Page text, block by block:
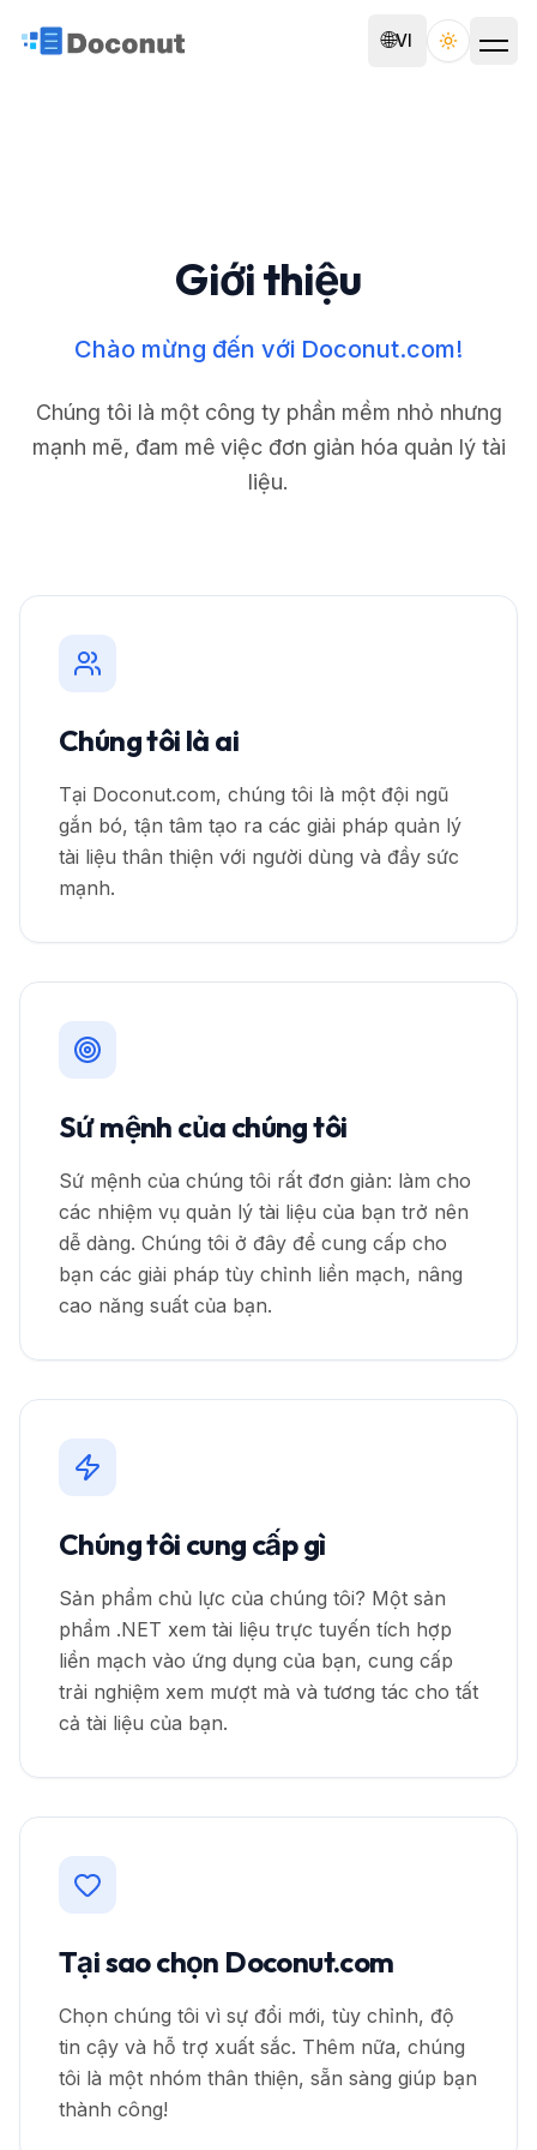
🌐VI Toggle
Giới thiệu
Chào mừng đến với Doconut.com!
Chúng tôi là một công ty phần mềm nhỏ nhưng
mạnh mẽ, đam mê việc đơn giản hóa quản lý tài
liệu.
Chúng tôi là ai
Tại Doconut.com, chúng tôi là một đội ngũ
gắn bó, tận tâm tạo ra các giải pháp quản lý
tài liệu thân thiện với người dùng và đầy sức
mạnh.
Sứ mệnh của chúng tôi
Sứ mệnh của chúng tôi rất đơn giản: làm cho
các nhiệm vụ quản lý tài liệu của bạn trở nên
dễ dàng. Chúng tôi ở đây để cung cấp cho
bạn các giải pháp tùy chỉnh liền mạch, nâng
cao năng suất của bạn.
Chúng tôi cung cấp gì
Sản phẩm chủ lực của chúng tôi? Một sản
phẩm .NET xem tài liệu trực tuyến tích hợp
liền mạch vào ứng dụng của bạn, cung cấp
trải nghiệm xem mượt mà và tương tác cho tất
cả tài liệu của bạn.
Tại sao chọn Doconut.com
Chọn chúng tôi vì sự đổi mới, tùy chỉnh, độ
tin cậy và hỗ trợ xuất sắc. Thêm nữa, chúng
tôi là một nhóm thân thiện, sẵn sàng giúp bạn
thành công!